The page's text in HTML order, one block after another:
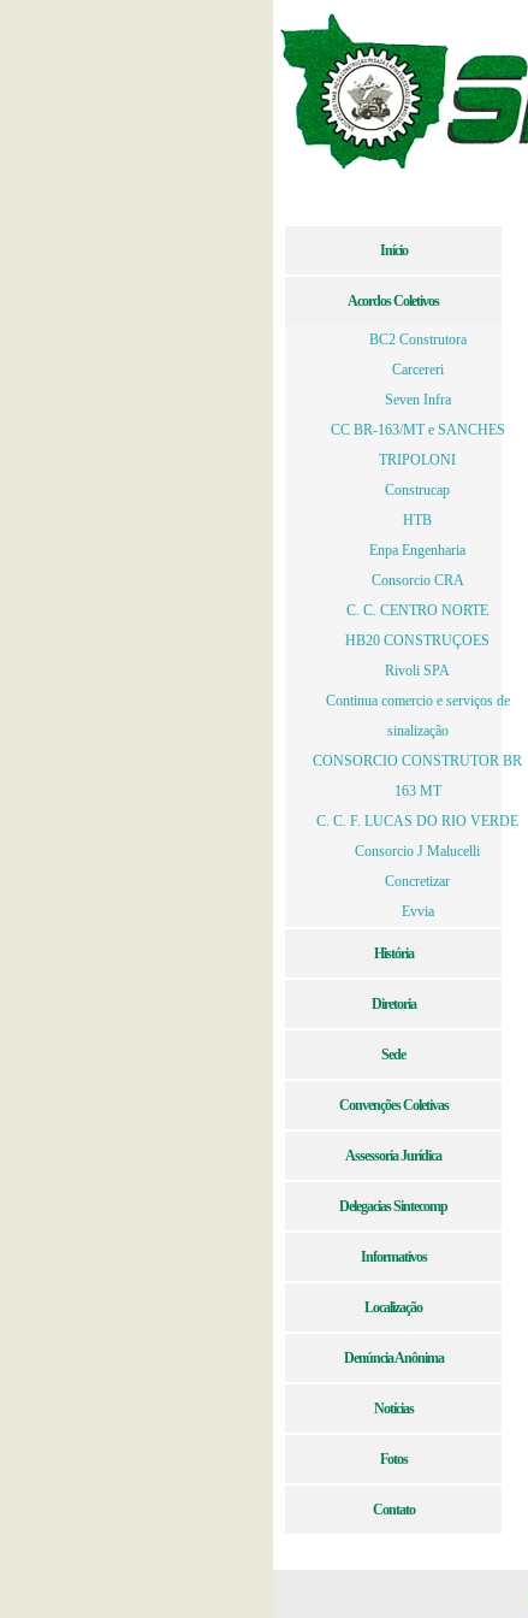
Início
Acordos Coletivos
BC2 Construtora
Carcereri
Seven Infra
CC BR-163/MT e SANCHES
TRIPOLONI
Construcap
HTB
Enpa Engenharia
Consorcio CRA
C. C. CENTRO NORTE
HB20 CONSTRUÇOES
Rivoli SPA
Continua comercio e serviços de
sinalização
CONSORCIO CONSTRUTOR BR
163 MT
C. C. F. LUCAS DO RIO VERDE
Consorcio J Malucelli
Concretizar
Evvia
História
Diretoria
Sede
Convenções Coletivas
Assessoria Jurídica
Delegacias Sintecomp
Informativos
Localização
Denúncia Anônima
Notícias
Fotos
Contato